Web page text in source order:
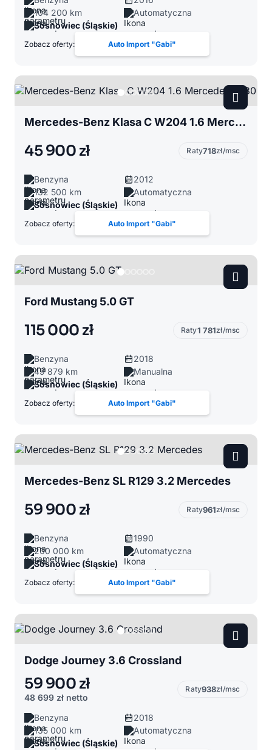
104 200 km
Automatyczna
Sosnowiec (Śląskie)
Zobacz oferty: Auto Import "Gabi"
Mercedes-Benz Klasa C W204 1.6 Mercedes C180
45 900 zł Raty718zł/msc
Benzyna
2012
132 500 km
Automatyczna
Sosnowiec (Śląskie)
Zobacz oferty: Auto Import "Gabi"
Ford Mustang 5.0 GT
115 000 zł Raty1 781zł/msc
Benzyna
2018
49 879 km
Manualna
Sosnowiec (Śląskie)
Zobacz oferty: Auto Import "Gabi"
Mercedes-Benz SL R129 3.2 Mercedes
59 900 zł Raty961zł/msc
Benzyna
1990
200 000 km
Automatyczna
Sosnowiec (Śląskie)
Zobacz oferty: Auto Import "Gabi"
Dodge Journey 3.6 Crossland
59 900 zł
48 699 zł netto
Raty938zł/msc
Benzyna
2018
135 000 km
Automatyczna
Sosnowiec (Śląskie)